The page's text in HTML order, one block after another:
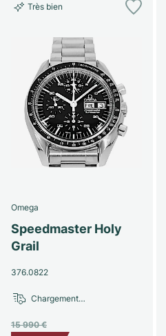
Très bien
Omega
Speedmaster Holy
Grail
376.0822
15 990 €
Chargement…